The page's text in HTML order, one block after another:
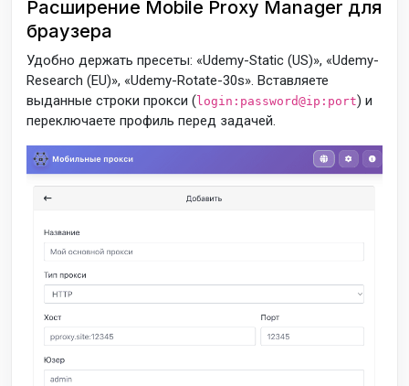
Расширение Mobile Proxy Manager для
браузера
Удобно держать пресеты: «Udemy-Static (US)», «Udemy-
Research (EU)», «Udemy-Rotate-30s». Вставляете
выданные строки прокси ( login:password@ip:port) и
переключаете профиль перед задачей.